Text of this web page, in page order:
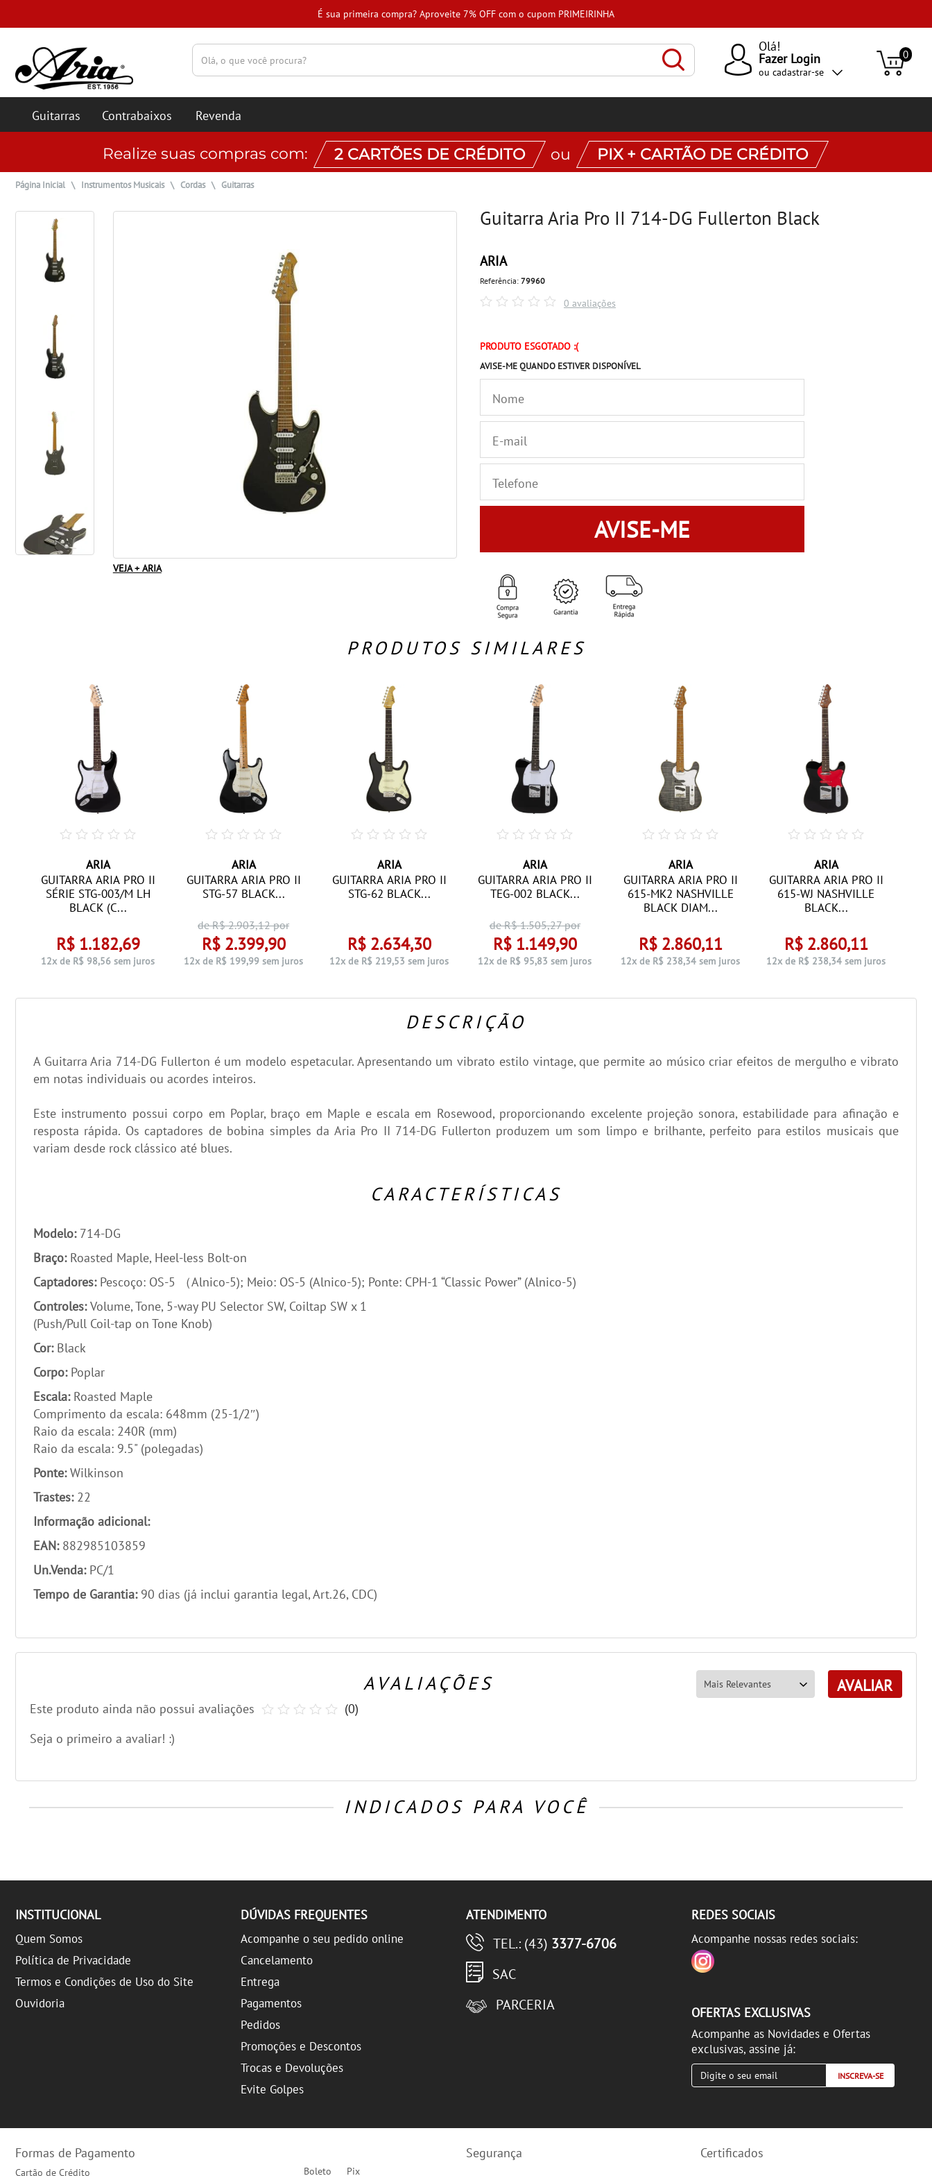
É sua primeira compra? Aproveite 7% OFF com o cupom PRIMEIRINHA
Olá!
Fazer Login
ou cadastrar-se
0
Guitarras Contrabaixos Revenda
Realize suas compras com: 2 CARTÕES DE CRÉDITO ou PIX + CARTÃO DE CRÉDITO
Página Inicial \ Instrumentos Musicais\ Cordas\ Guitarras
VEJA + ARIA
Guitarra Aria Pro II 714-DG Fullerton Black
ARIA
Referência: 79960
0 avaliações
PRODUTO ESGOTADO :(
AVISE-ME QUANDO ESTIVER DISPONÍVEL
AVISE-ME
PRODUTOS SIMILARES
ARIA
GUITARRA ARIA PRO II
SÉRIE STG-003/M LH
BLACK (C...
R$ 1.182,69
12x de R$ 98,56 sem juros
ARIA
GUITARRA ARIA PRO II
STG-57 BLACK...
de R$2.903,12por
R$ 2.399,90
12x de R$ 199,99 sem juros
ARIA
GUITARRA ARIA PRO II
STG-62 BLACK...
R$ 2.634,30
12x de R$ 219,53 sem juros
ARIA
GUITARRA ARIA PRO II
TEG-002 BLACK...
de R$1.505,27por
R$ 1.149,90
12x de R$ 95,83 sem juros
ARIA
GUITARRA ARIA PRO II
615-MK2 NASHVILLE
BLACK DIAM...
R$ 2.860,11
12x de R$ 238,34 sem juros
ARIA
GUITARRA ARIA PRO II
615-WJ NASHVILLE
BLACK...
R$ 2.860,11
12x de R$ 238,34 sem juros
DESCRIÇÃO
A Guitarra Aria 714-DG Fullerton é um modelo espetacular. Apresentando um vibrato estilo vintage, que permite ao músico criar efeitos de mergulho e vibrato
em notas individuais ou acordes inteiros.
Este instrumento possui corpo em Poplar, braço em Maple e escala em Rosewood, proporcionando excelente projeção sonora, estabilidade para afinação e
resposta rápida. Os captadores de bobina simples da Aria Pro II 714-DG Fullerton produzem um som limpo e brilhante, perfeito para estilos musicais que
variam desde rock clássico até blues.
CARACTERÍSTICAS
Modelo: 714-DG
Braço: Roasted Maple, Heel-less Bolt-on
Captadores: Pescoço: OS-5 （Alnico-5); Meio: OS-5 (Alnico-5); Ponte: CPH-1 “Classic Power” (Alnico-5)
Controles:Volume, Tone, 5-way PU Selector SW, Coiltap SW x 1
(Push/Pull Coil-tap on Tone Knob)
Cor: Black
Corpo: Poplar
Escala: Roasted Maple
Comprimento da escala: 648mm (25-1/2″)
Raio da escala: 240R (mm)
Raio da escala: 9.5" (polegadas)
Ponte:Wilkinson
Trastes: 22
Informação adicional:
EAN: 882985103859
Un.Venda: PC/1
Tempo de Garantia: 90 dias (já inclui garantia legal, Art.26, CDC)
AVALIAÇÕES AVALIAR
Este produto ainda não possui avaliações
Seja o primeiro a avaliar! :)
(0)
INDICADOS PARA VOCÊ
INSTITUCIONAL
Quem Somos
Política de Privacidade
Termos e Condições de Uso do Site
Ouvidoria
DÚVIDAS FREQUENTES
Acompanhe o seu pedido online
Cancelamento
Entrega
Pagamentos
Pedidos
Promoções e Descontos
Trocas e Devoluções
Evite Golpes
ATENDIMENTO
TEL.: (43) 3377-6706
SAC
PARCERIA
REDES SOCIAIS
Acompanhe nossas redes sociais:
OFERTAS EXCLUSIVAS
Acompanhe as Novidades e Ofertas
exclusivas, assine já:
INSCREVA-SE
Formas de Pagamento
Cartão de Crédito Boleto Pix
Segurança Certificados